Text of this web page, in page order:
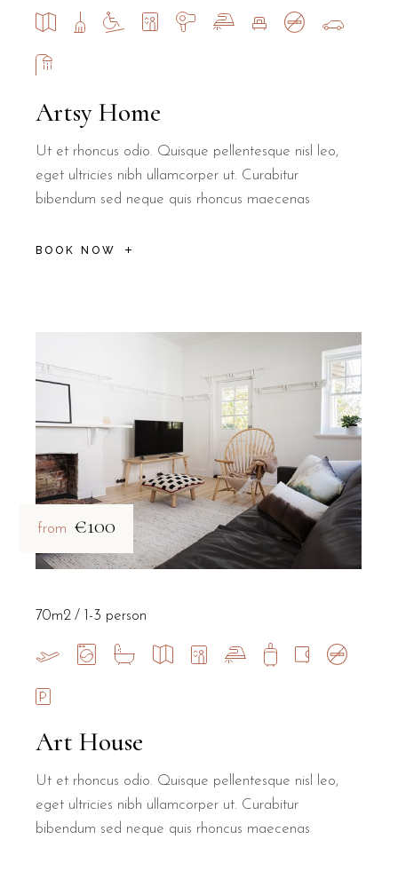
Artsy Home
Ut et rhoncus odio. Quisque pellentesque nisl leo,
eget ultricies nibh ullamcorper ut. Curabitur
bibendum sed neque quis rhoncus maecenas
BOOK NOW
from €100
Art House
Ut et rhoncus odio. Quisque pellentesque nisl leo,
eget ultricies nibh ullamcorper ut. Curabitur
bibendum sed neque quis rhoncus maecenas
70m2 1-3 person